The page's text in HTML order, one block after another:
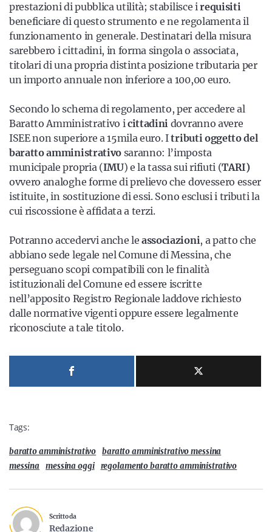
prestazioni di pubblica utilità; stabilisce irequisiti
beneficiare di questo strumento e ne regolamenta il
funzionamento in generale.Destinatari della misura
sarebbero i cittadini, in forma singola o associata,
titolari di una propria distinta posizione tributaria per
un importo annuale non inferiore a 100,00 euro.
Secondo lo schema di regolamento, per accedere al
Baratto Amministrativo icittadini dovranno avere
ISEE non superiore a 15mila euro. Itributi oggetto del
baratto amministrativosaranno: l’imposta
municipale propria (IMU) e la tassa sui rifiuti (TARI)
ovvero analoghe forme di prelievo che dovessero esser
istituite, in sostituzione di essi. Sono esclusi i tributi la
cui riscossione è affidata a terzi.
Potranno accedervi anche le associazioni, a patto che
abbiano sede legale nel Comune di Messina, che
perseguano scopi compatibili con le finalità
istituzionali del Comune ed essere iscritte
nell’apposito Registro Regionale laddove richiesto
dalle normative vigenti oppure essere legalmente
riconosciute a tale titolo.
Tags:
baratto amministrativo baratto amministrativo messina
messina messina oggi regolamento baratto amministrativo
Scritto da
Redazione